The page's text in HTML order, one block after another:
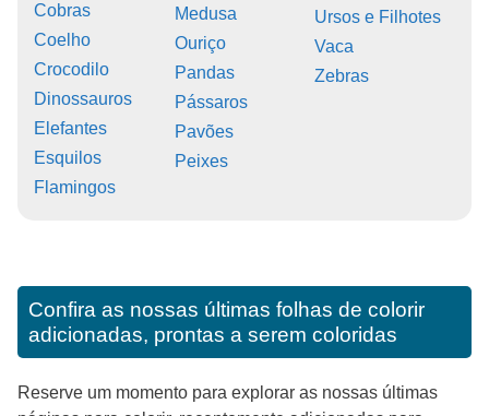
Cobras
Coelho
Crocodilo
Dinossauros
Elefantes
Esquilos
Flamingos
Medusa
Ouriço
Pandas
Pássaros
Pavões
Peixes
Ursos e Filhotes
Vaca
Zebras
Confira as nossas últimas folhas de colorir
adicionadas, prontas a serem coloridas
Reserve um momento para explorar as nossas últimas